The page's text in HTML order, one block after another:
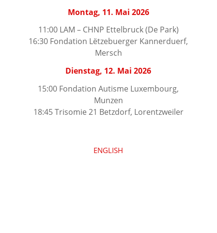
Montag, 11. Mai 2026
11:00 LAM – CHNP Ettelbruck (De Park)
16:30 Fondation Lëtzebuerger Kannerduerf,
Mersch
Dienstag, 12. Mai 2026
15:00 Fondation Autisme Luxembourg,
Munzen
18:45 Trisomie 21 Betzdorf, Lorentzweiler
ENGLISH